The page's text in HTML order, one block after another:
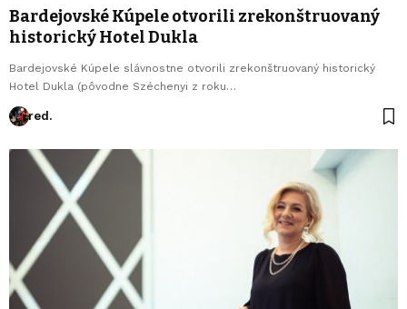
Bardejovské Kúpele otvorili zrekonštruovaný
historický Hotel Dukla
Bardejovské Kúpele slávnostne otvorili zrekonštruovaný historický
Hotel Dukla (pôvodne Széchenyi z roku…
red.